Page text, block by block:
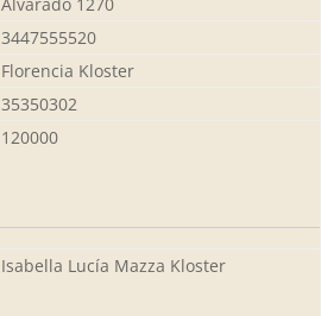
Alvarado 1270
3447555520
Florencia Kloster
35350302
120000
Isabella Lucía Mazza Kloster